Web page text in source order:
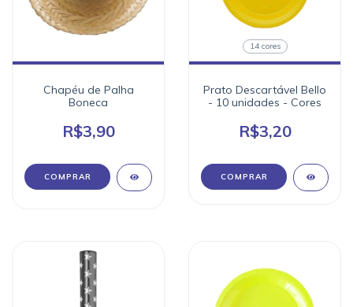
Chapéu de Palha
Boneca
R$3,90
14 cores
Prato Descartável Bello
- 10 unidades - Cores
R$3,20
COMPRAR